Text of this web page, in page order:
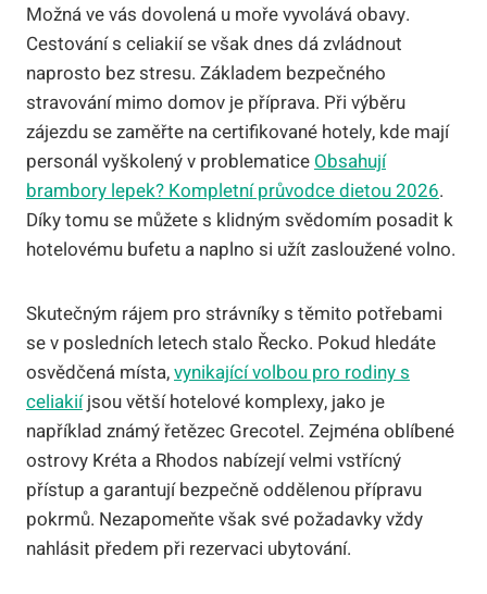
Možná ve vás dovolená u moře vyvolává obavy.
Cestování s celiakií se však dnes dá zvládnout
naprosto bez stresu. Základem bezpečného
stravování mimo domov je příprava. Při výběru
zájezdu se zaměřte na certifikované hotely, kde mají
personál vyškolený v problematiceObsahují
brambory lepek? Kompletní průvodce dietou 2026.
Díky tomu se můžete s klidným svědomím posadit k
hotelovému bufetu a naplno si užít zasloužené volno.
Skutečným rájem pro strávníky s těmito potřebami
se v posledních letech stalo Řecko. Pokud hledáte
osvědčená místa,vynikající volbou pro rodiny s
celiakiíjsou větší hotelové komplexy, jako je
například známý řetězec Grecotel. Zejména oblíbené
ostrovy Kréta a Rhodos nabízejí velmi vstřícný
přístup a garantují bezpečně oddělenou přípravu
pokrmů. Nezapomeňte však své požadavky vždy
nahlásit předem při rezervaci ubytování.